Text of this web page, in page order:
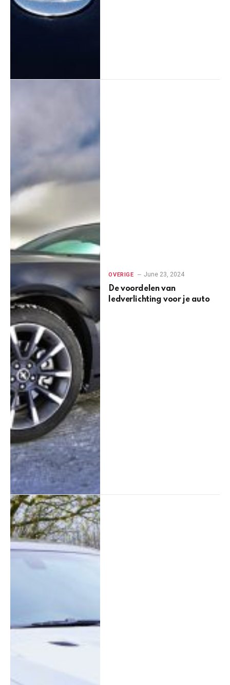
OVERIGE June 23, 2024
De voordelen van
ledverlichting voor je auto